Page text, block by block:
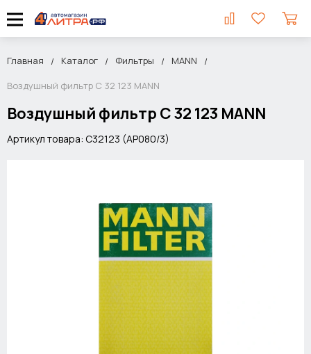
Главная Каталог Фильтры
MANN
Воздушный фильтр C 32 123 MANN
Воздушный фильтр C 32 123 MANN
Артикул товара: C32123 (AP080/3)